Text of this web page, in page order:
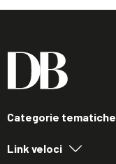
Categorie tematiche
Link veloci